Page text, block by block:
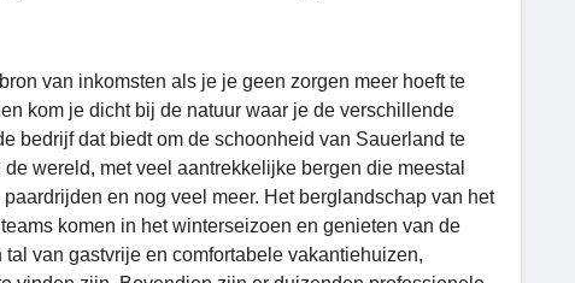
van inkomsten als je je geen zorgen meer hoeft te
kom je dicht bij de natuur waar je de verschillende
bedrijf dat biedt om de schoonheid van Sauerland te
wereld, met veel aantrekkelijke bergen die meestal
en nog veel meer. Het berglandschap van het
komen in het winterseizoen en genieten van de
van gastvrije en comfortabele vakantiehuizen,